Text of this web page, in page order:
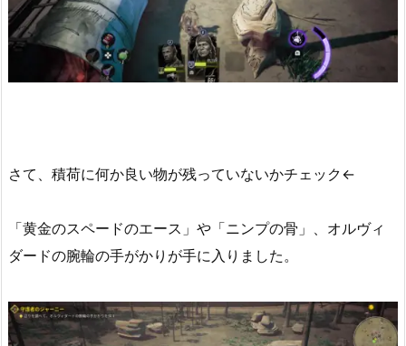
さて、積荷に何か良い物が残っていないかチェック←
「黄金のスペードのエース」や「ニンプの骨」、オルヴィ
ダードの腕輪の手がかりが手に入りました。